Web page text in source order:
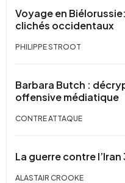
Voyage en
clichés occidentaux
PHILIPPE STROOT
Barbara Butch :
offensive médiatique
CONTRE ATTAQUE
La guerre contre l’Iran
ALASTAIR CROOKE